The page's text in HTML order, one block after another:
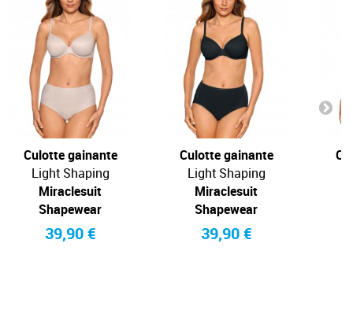
Culotte gainante
Light Shaping
Miraclesuit
Shapewear
39,90 €
Culotte gainante
Light Shaping
Miraclesuit
Shapewear
39,90 €